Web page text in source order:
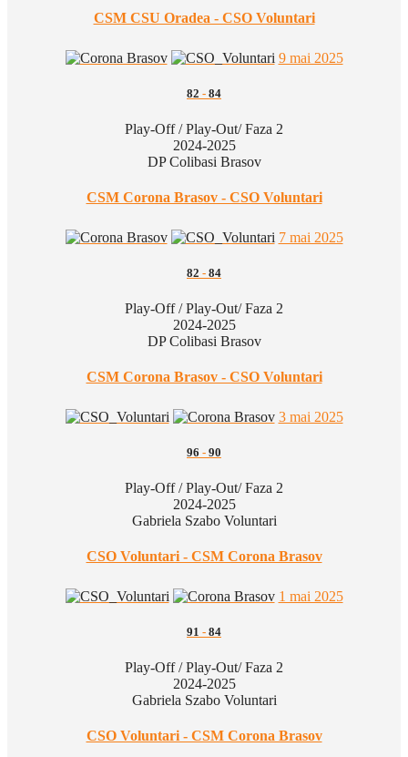
CSM CSU Oradea - CSO Voluntari
9 mai 2025
82 - 84
Play-Off / Play-Out/ Faza 2
2024-2025
DP Colibasi Brasov
CSM Corona Brasov - CSO Voluntari
7 mai 2025
82 - 84
Play-Off / Play-Out/ Faza 2
2024-2025
DP Colibasi Brasov
CSM Corona Brasov - CSO Voluntari
3 mai 2025
96 - 90
Play-Off / Play-Out/ Faza 2
2024-2025
Gabriela Szabo Voluntari
CSO Voluntari - CSM Corona Brasov
1 mai 2025
91 - 84
Play-Off / Play-Out/ Faza 2
2024-2025
Gabriela Szabo Voluntari
CSO Voluntari - CSM Corona Brasov